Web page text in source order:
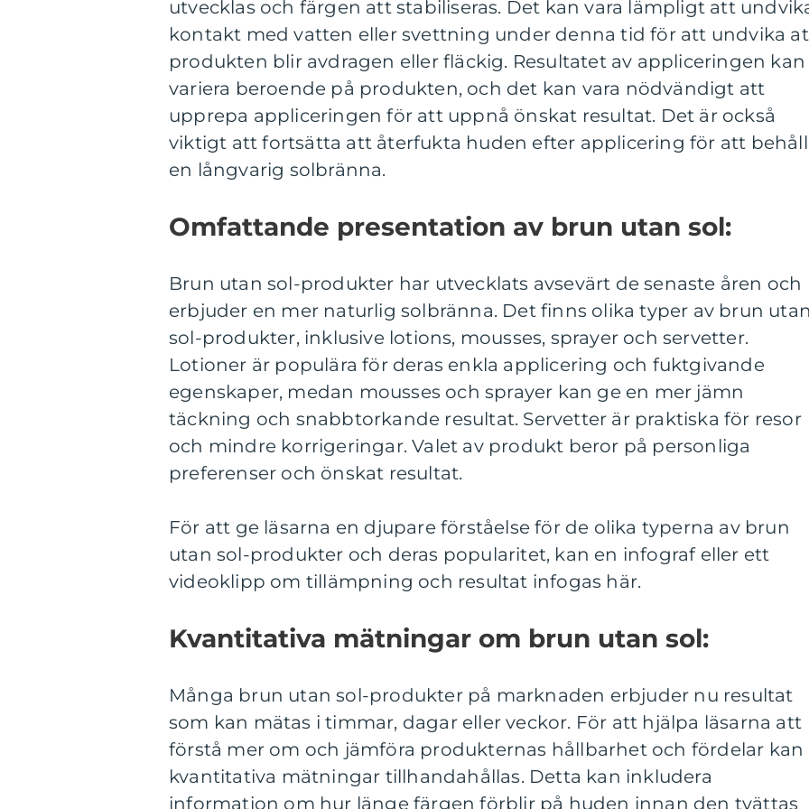
utvecklas och färgen att stabiliseras. Det kan vara lämpligt att
kontakt med vatten eller svettning under denna tid för att undvika
produkten blir avdragen eller fläckig. Resultatet av appliceringen kan
variera beroende på produkten, och det kan vara nödvändigt att
upprepa appliceringen för att uppnå önskat resultat. Det är också
viktigt att fortsätta att återfukta huden efter applicering för att
en långvarig solbränna.
Omfattande presentation av brun utan sol:
Brun utan sol-produkter har utvecklats avsevärt de senaste åren och
erbjuder en mer naturlig solbränna. Det finns olika typer av brun utan
sol-produkter, inklusive lotions, mousses, sprayer och servetter.
Lotioner är populära för deras enkla applicering och fuktgivande
egenskaper, medan mousses och sprayer kan ge en mer jämn
täckning och snabbtorkande resultat. Servetter är praktiska för resor
och mindre korrigeringar. Valet av produkt beror på personliga
preferenser och önskat resultat.
För att ge läsarna en djupare förståelse för de olika typerna av brun
utan sol-produkter och deras popularitet, kan en infograf eller ett
videoklipp om tillämpning och resultat infogas här.
Kvantitativa mätningar om brun utan sol:
Många brun utan sol-produkter på marknaden erbjuder nu resultat
som kan mätas i timmar, dagar eller veckor. För att hjälpa läsarna att
förstå mer om och jämföra produkternas hållbarhet och fördelar kan
kvantitativa mätningar tillhandahållas. Detta kan inkludera
information om hur länge färgen förblir på huden innan den tvättas